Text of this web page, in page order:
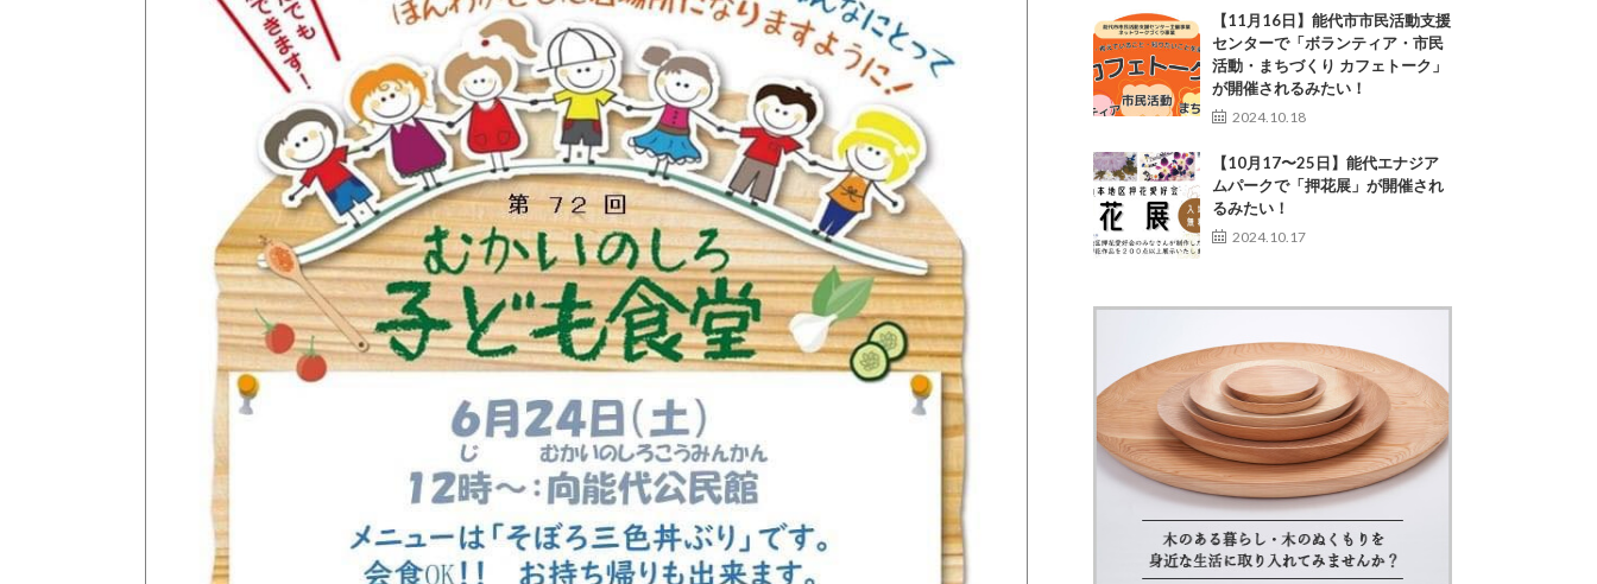
【11月16日】能代市市民活動支援
センターで「ボランティア・市民
活動・まちづくり カフェトーク」
が開催されるみたい！
2024.10.18
【10月17〜25日】能代エナジア
ムパークで「押花展」が開催され
るみたい！
2024.10.17